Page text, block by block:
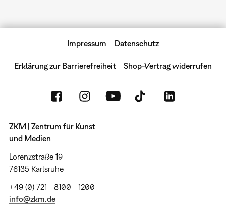
Impressum Datenschutz
Erklärung zur Barrierefreiheit Shop-Vertrag widerrufen
ZKM | Zentrum für Kunst
und Medien
Lorenzstraße 19
76135 Karlsruhe
+49 (0) 721 - 8100 - 1200
info@zkm.de